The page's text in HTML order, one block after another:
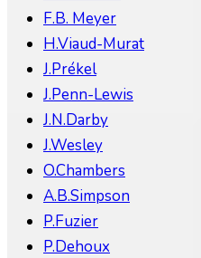
F.B. Meyer
H.Viaud-Murat
J.Prékel
J.Penn-Lewis
J.N.Darby
J.Wesley
O.Chambers
A.B.Simpson
P.Fuzier
P.Dehoux